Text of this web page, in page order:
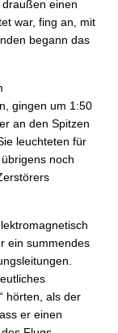
einen
war, fing an, mit
begann das
gingen um 1:50
an den Spitzen
leuchteten für
noch
ein summendes
hörten, als der
er einen